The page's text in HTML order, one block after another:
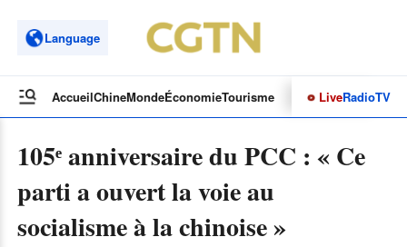
Language
AccueilChineMondeÉconomieTourismeCulture&SportOpinions
LiveRadioTV
105ᵉ anniversaire du PCC : « Ce
parti a ouvert la voie au
socialisme à la chinoise »